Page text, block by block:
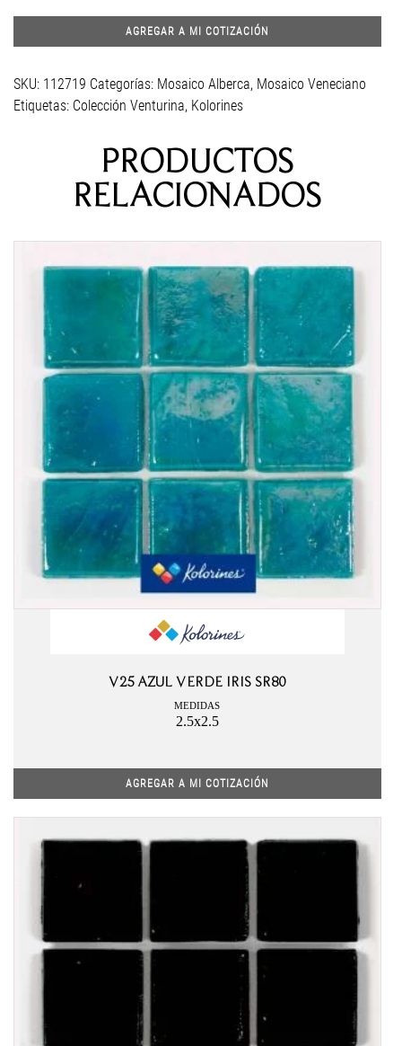
AGREGAR A MI COTIZACIÓN
SKU: 112719 Categorías: Mosaico Alberca, Mosaico Veneciano
Etiquetas: Colección Venturina, Kolorines
PRODUCTOS
RELACIONADOS
V25 AZUL VERDE IRIS SR80
MEDIDAS
2.5x2.5
AGREGAR A MI COTIZACIÓN